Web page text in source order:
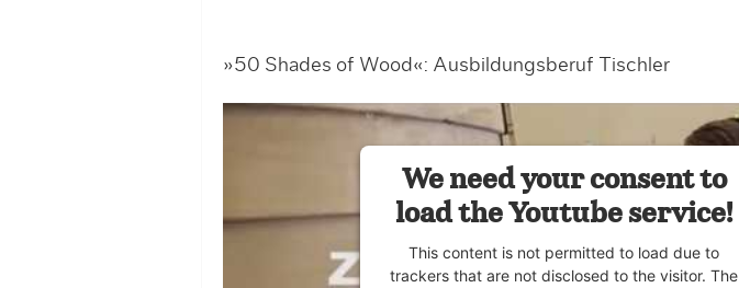
»50 Shades of Wood«: Ausbildungsberuf Tischler
We need your consent to
load the Youtube service!
This content is not permitted to load due to
trackers that are not disclosed to the visitor. The